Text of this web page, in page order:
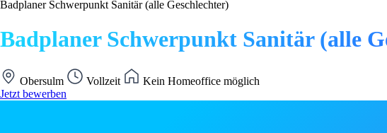
Badplaner Schwerpunkt Sanitär (alle Geschlechter)
Badplaner Schwerpunkt Sanitär (alle
Obersulm Vollzeit
Kein Homeoffice möglich
Jetzt bewerben